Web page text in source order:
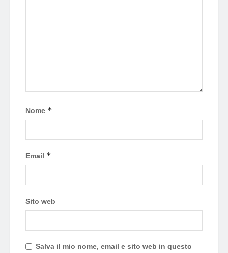
Nome *
Email *
Sito web
Salva il mio nome, email e sito web in questo